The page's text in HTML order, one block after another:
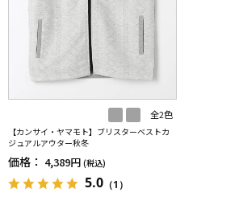
全2色
【カンサイ・ヤマモト】ブリスターベストカ
ジュアルアウター秋冬
価格： 4,389円 (税込)
5.0 （1）